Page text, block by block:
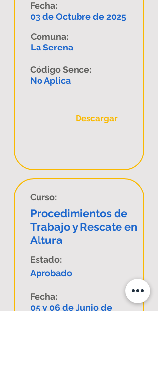
Fecha:
03 de Octubre de 2025
Comuna:
La Serena
Código Sence:
No Aplica
Descargar
Curso:
Procedimientos de
Trabajo y Rescate en
Altura
Estado:
Aprobado
Fecha:
05 y 06 de Junio de